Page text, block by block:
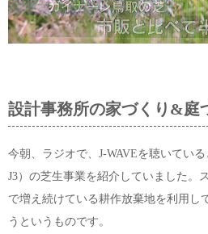
設計事務所の家づくり&庭
今朝、ラジオで、J-WAVEを聴いてい
J3）の芝生事業を紹介していました。
で増え続けている耕作放棄地を利用し
うというものです。